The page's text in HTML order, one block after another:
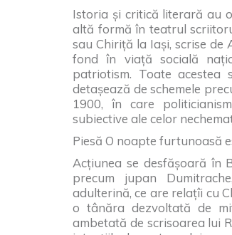
Istoria și critică literară au
altă formă în teatrul
sau Chiriță la Iași, scrise
fond în viață socială
patriotism. Toate
detașează de schemele
1900, în care
subiective ale celor
Piesă O noapte furtunoasă
Acțiunea se desfășoară în
precum jupan
adulterină, ce are relațîi cu
o tânăra dezvoltată de
ambetată de scrisoarea lui